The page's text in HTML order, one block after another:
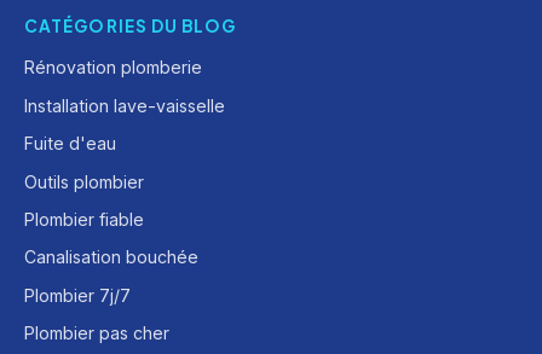
CATÉGORIES DU BLOG
Rénovation plomberie
Installation lave-vaisselle
Fuite d'eau
Outils plombier
Plombier fiable
Canalisation bouchée
Plombier 7j/7
Plombier pas cher